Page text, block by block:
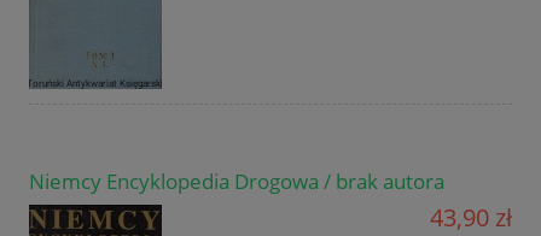
Niemcy Encyklopedia Drogowa / brak autora
43,90 zł